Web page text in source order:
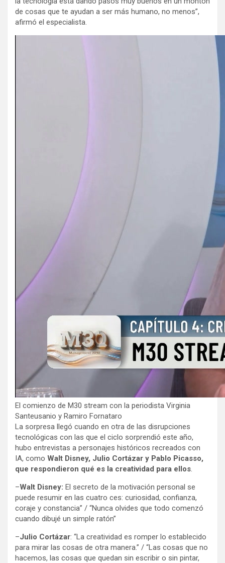
de cosas que te ayudan a ser más humano, no menos”,
afirmó el especialista.
El comienzo de M30 stream con la periodista Virginia
Santeusanio y Ramiro Fornataro
La sorpresa llegó cuando en otra de las disrupciones
tecnológicas con las que el ciclo sorprendió este año,
hubo entrevistas a personajes históricos recreados con
IA, como Walt Disney, Julio Cortázar y Pablo Picasso,
que respondieron qué es la creatividad para ellos.
–Walt Disney: El secreto de la motivación personal se
puede resumir en las cuatro ces: curiosidad, confianza,
coraje y constancia” / “Nunca olvides que todo comenzó
cuando dibujé un simple ratón”
–Julio Cortázar: “La creatividad es romper lo establecido
para mirar las cosas de otra manera.” / “Las cosas que no
hacemos, las cosas que quedan sin escribir o sin pintar,